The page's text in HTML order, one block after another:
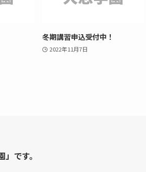
冬期講習申込受付中！
2022年11月7日
です。